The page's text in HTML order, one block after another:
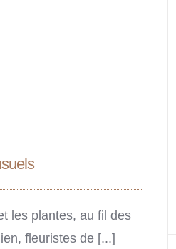
les plantes, au fil des
fleuristes de [...]